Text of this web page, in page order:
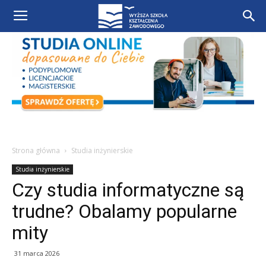
Strona główna Studia inżynierskie
Studia inżynierskie
Czy studia informatyczne są
trudne? Obalamy popularne
mity
31 marca 2026